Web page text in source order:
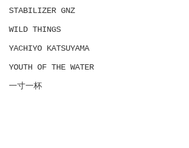
STABILIZER GNZ
WILD THINGS
YACHIYO KATSUYAMA
YOUTH OF THE WATER
一寸一杯